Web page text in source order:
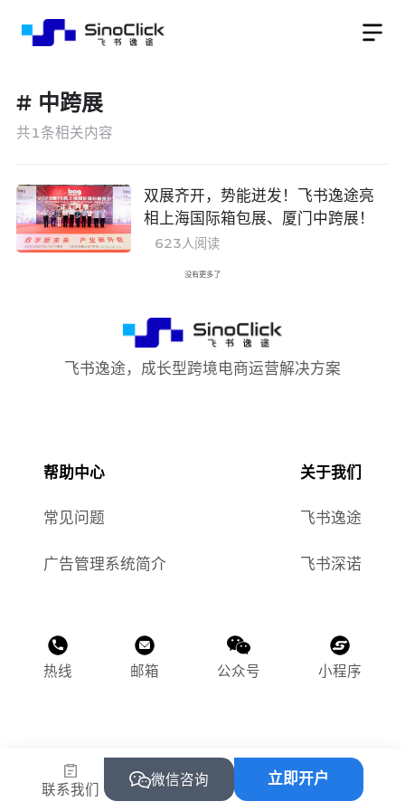
# 中跨展
共1条相关内容
双展齐开，势能迸发！飞书逸途亮
相上海国际箱包展、厦门中跨展！
623人阅读
没有更多了
飞书逸途，成长型跨境电商运营解决方案
帮助中心 关于我们
常见问题 飞书逸途
广告管理系统简介 飞书深诺
热线 邮箱 公众号 小程序
©2015-2025 飞书逸途（上海）网络科技有限公司
沪ICP备2023011118号-1
沪公网安备 31010502004469
联系我们
微信咨询 立即开户